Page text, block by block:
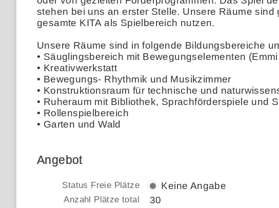
stehen bei uns an erster Stelle. Unsere Räume
gesamte KITA als Spielbereich nutzen.
Unsere Räume sind in folgende Bildungsbereiche
• Säuglingsbereich mit Bewegungselementen
• Kreativwerkstatt
• Bewegungs- Rhythmik und Musikzimmer
• Konstruktionsraum für technische und
• Ruheraum mit Bibliothek, Sprachförderspiele und
• Rollenspielbereich
• Garten und Wald
Angebot
Status Freie Plätze Keine Angabe
Anzahl Plätze total 30